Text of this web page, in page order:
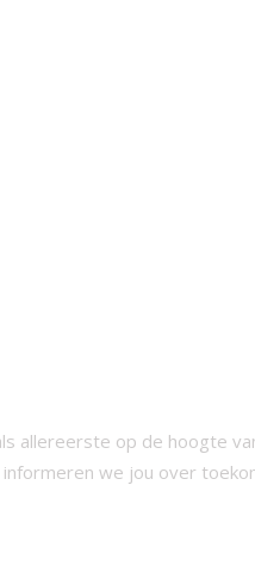
allereerste op de hoogte
informeren we jou over